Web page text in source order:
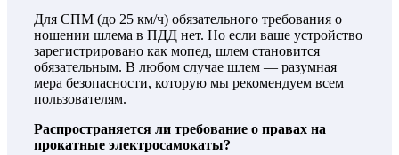
Для СПМ (до 25 км/ч) обязательного требования о
ношении шлема в ПДД нет. Но если ваше устройство
зарегистрировано как мопед, шлем становится
обязательным. В любом случае шлем — разумная
мера безопасности, которую мы рекомендуем всем
пользователям.
Распространяется ли требование о правах на
прокатные электросамокаты?